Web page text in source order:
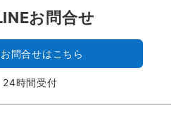
お問合せ
問合せはこちら
24時間受付